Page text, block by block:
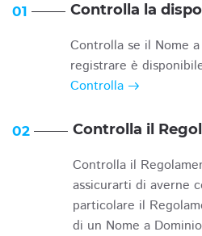
01 Controlla la
Controlla se il Nome
registrare è
Controlla
02 Controlla il
Controlla il
assicurarti di averne
particolare il
di un Nome a Dominio